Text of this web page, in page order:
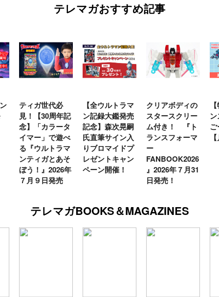
テレマガおすすめ記事
ティガ世代必
見！【30周年記
念】「カラータ
イマー」で遊べ
る『ウルトラマ
ンティガとあそ
ぼう！』2026年
７月９日発売
【全ウルトラマ
ン記録大鑑発売
記念】森次晃嗣
氏直筆サイン入
りブロマイドプ
レゼントキャン
ペーン開催！
クリアボディの
スタースクリー
ム付き！ 『ト
ランスフォーマ
ー
FANBOOK2026
』2026年７月31
日発売！
テレマガBOOKS＆MAGAZINES